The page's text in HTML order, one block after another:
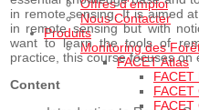
Offres d'emploi
Nous Contacter
Produits
Monitoring des
FACET Atlas
FACET
FACET
FACET
in remote sensing. It is aimed
in remote sensing but with
want to learn the tools of
practice, this course focuses on
Content